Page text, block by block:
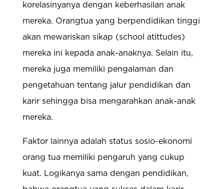
korelasinyanya dengan keberhasilan anak
mereka. Orangtua yang berpendidikan tinggi
akan mewariskan sikap (school atittudes)
mereka ini kepada anak-anaknya. Selain itu,
mereka juga memiliki pengalaman dan
pengetahuan tentang jalur pendidikan dan
karir sehingga bisa mengarahkan anak-anak
mereka.
Faktor lainnya adalah status sosio-ekonomi
orang tua memiliki pengaruh yang cukup
kuat. Logikanya sama dengan pendidikan,